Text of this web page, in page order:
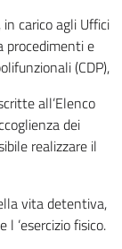
carico agli Uffici
procedimenti e
(CDP),
all’Elenco
dei
realizzare il
vita detentiva,
’esercizio fisico.